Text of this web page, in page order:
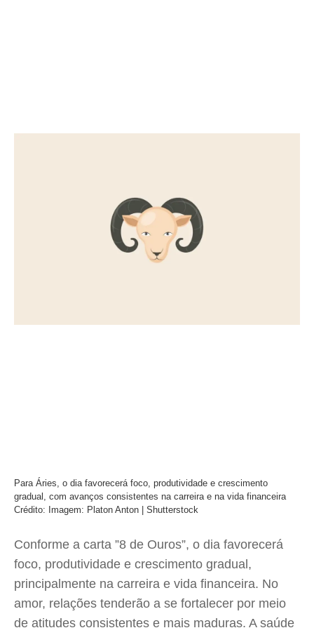
Para Áries, o dia favorecerá foco, produtividade e crescimento
gradual, com avanços consistentes na carreira e na vida financeira
Crédito: Imagem: Platon Anton | Shutterstock
Conforme a carta ”8 de Ouros”, o dia favorecerá
foco, produtividade e crescimento gradual,
principalmente na carreira e vida financeira. No
amor, relações tenderão a se fortalecer por meio
de atitudes consistentes e mais maduras. A saúde